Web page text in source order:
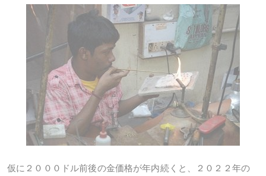
仮に２０００ドル前後の金価格が年内続くと、２０２２年の